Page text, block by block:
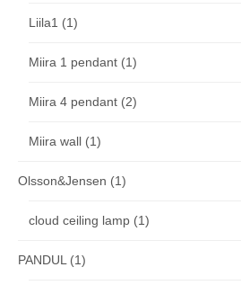
Liila1 (1)
Miira 1 pendant (1)
Miira 4 pendant (2)
Miira wall (1)
Olsson&Jensen (1)
cloud ceiling lamp (1)
PANDUL(1)